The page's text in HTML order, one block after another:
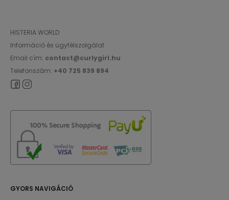
HISTERIA WORLD
Információ és ügyfélszolgálat
Email cím: contact@curlygirl.hu
Telefonszám: +40 725 839 894
GYORS NAVIGÁCIÓ